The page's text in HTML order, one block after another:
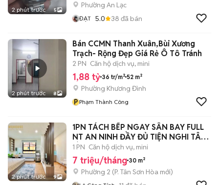
2 phút trước 5
Phường An Lạc
ĐẠT 5.0 38 đã bán
2 phút trước 8
Bán CCMN Thanh Xuân,Bùi Xương
Trạch- Rộng Đẹp Giá Rẻ Ô Tô Tránh
2 PN Căn hộ dịch vụ, mini
1,88 tỷ 36 tr/m² 52 m²
Phường Khương Đình
P Phạm Thành Công
2 phút trước 9
1PN TÁCH BẾP NGAY SÂN BAY FULL
NT AN NINH ĐẦY ĐỦ TIỆN NGHI TÂN
BÌNH
1 PN Căn hộ dịch vụ, mini
7 triệu/tháng 30 m²
Phường 2 (P. Tân Sơn Hòa mới)